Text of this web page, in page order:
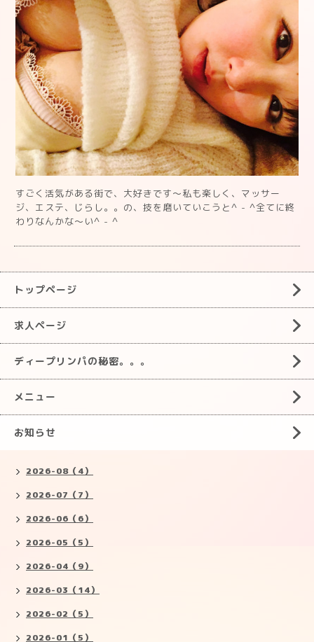
すごく活気がある街で、大好きです〜私も楽しく、マッサー
ジ、エステ、じらし。。の、技を磨いていこうと^ - ^全てに終
わりなんかな〜い^ - ^
トップページ
求人ページ
ディープリンパの秘密。。。
メニュー
お知らせ
2026-08（4）
2026-07（7）
2026-06（6）
2026-05（5）
2026-04（9）
2026-03（14）
2026-02（5）
2026-01（5）